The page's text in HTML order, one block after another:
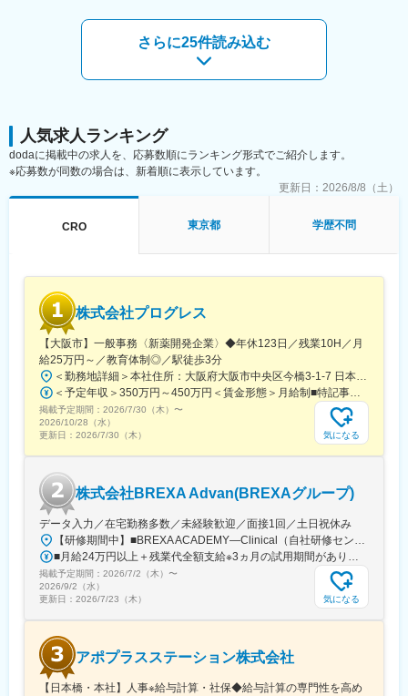
・実用英語トレーニング
変更の範囲：会社の定める業務
・プロジェクト横断的なタスク、タイムライン、予算の管理、課
題抽出、および解決を行う
・プロジェクト運営の改善提案を行う
■組織構成
業で10～20年以上臨床開発に携われてきた方など様々なメンバー
が在籍していま
フレックスタイム制度とリモートを活用した柔軟な働き方が可能
います。
また残業時間についてもPJ状況によって変動いたしますが、月20
時間以下となります。
■トレーニングについて
・入社時プロジェクトマネジメントに関するトレーニング：10時
間以上
・年間PM本部独自のトレーニング：15時間以上（医薬品知識や規
制に関するトレーニング）
・プロジェクトマネジメントの経験がない方メンターによる指導
・実用英語トレーニング
さらに25件読み込む
人気求人ランキング
dodaに掲載中の求人を、応募数順にランキング形式でご紹介します。
※応募数が同数の場合は、新着順に表示しています。
更新日： 2026/8/8（土）
CRO 東京都 学歴不問
株式会社プログレス
【大阪市】一般事務〈新薬開発企業〉◆年休123日／残業10H／月
給25万円～／教育体制◎／駅徒歩3分
＜勤務地詳細＞本社住所：大阪府大阪市中央区今橋3-1-7 日本生命今橋ビル受動喫煙対策：屋内全面禁煙変更の範囲：無
＜予定年収＞350万円～450万円＜賃金形態＞月給制■特記事項なし＜賃金内訳＞月額（基本給）：232,000円～260,000円固定残業手当/月：18,000円～20,000円（固定残業時間10時間0分/月）超過した時間外労働の残業手当は追加支給＜月給＞250,000円～280,000円（一律手当を含む）＜昇給有無＞有＜残業手当＞有＜給与補足＞■賞与（年4回）：初年度0.7か月分、2年目以降1.4か月（変動有）■昇給（年1回以上）＊通勤手当（全額）＊住宅手当＊習い事支援手当 （社員が契約した習い事を上限7,000円として80％を支給）＊医療費補助手当 （社員とその両親の保険診療の医療費の自己負担額の50％を支給）賃金はあくまでも目安の金額であり、選考を通じて上下する可能性があります。月給(月額)は固定手当を含めた表記です。
掲載予定期間： 2026/7/30（木） 〜
2026/10/28（水）
更新日： 2026/7/30（木） 気になる
株式会社BREXA Advan(BREXAグループ)
データ入力／在宅勤務多数／未経験歓迎／面接1回／土日祝休み
【研修期間中】■BREXA ACADEMY―Clinical（自社研修センター）／東京都新宿区西新宿2-7-1 新宿第一生命ビルディング3F└都営大江戸線「都庁前駅」A7出口から徒歩1～2分└東京メトロ丸ノ内線「西新宿駅」2番出口から徒歩5分└JR山手線など「新宿駅」西口から徒歩10～12分【研修終了後】＜転勤なし！在宅・フルリモート案件多数！＞□東京・神奈川・埼玉・千葉などの各プロジェクト先★東京都23区内で勤務できる方を積極採用中！※変更の範囲、上記を除く当社関連勤務地※週に数回リモートワーク（在宅勤務）可能なプロジェクトもあります。※将来的にプロジェクトによって異なりますがフルリモートも可能です。※プロジェクト先により異なりますが、最寄駅から徒歩5～10分圏内の駅チカオフィスです。
■月給24万円以上＋残業代全額支給※3ヵ月の試用期間があります。入社後6ヵ月間は、月給23万円となります。それ以外の待遇に変更はありません。入社半年後には必ず月給24万円へ一律で昇給します！【年収例】年収350万円／経験2年（20代）年収480万円／経験4年（30代）年収720万円／経験10年（30代）
掲載予定期間： 2026/7/2（木） 〜
2026/9/2（水）
更新日： 2026/7/23（木） 気になる
アポプラスステーション株式会社
【日本橋・本社】人事※給与計算・社保◆給与計算の専門性を高め